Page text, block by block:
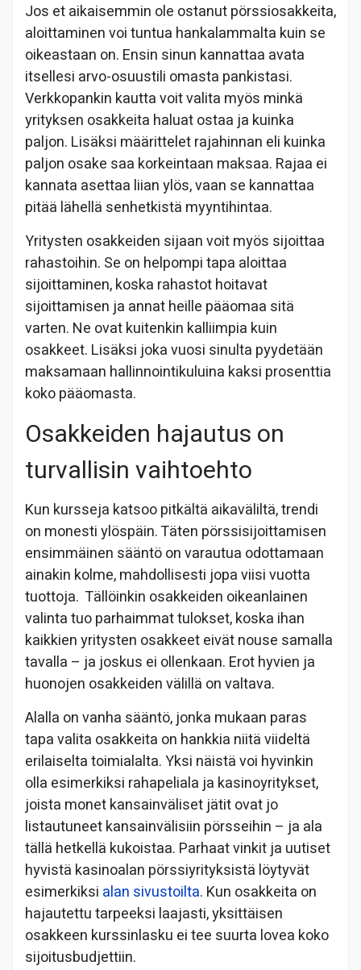
Jos et aikaisemmin ole ostanut pörssiosakkeita,
aloittaminen voi tuntua hankalammalta kuin se
oikeastaan on. Ensin sinun kannattaa avata
itsellesi arvo-osuustili omasta pankistasi.
Verkkopankin kautta voit valita myös minkä
yrityksen osakkeita haluat ostaa ja kuinka
paljon. Lisäksi määrittelet rajahinnan eli kuinka
paljon osake saa korkeintaan maksaa. Rajaa ei
kannata asettaa liian ylös, vaan se kannattaa
pitää lähellä senhetkistä myyntihintaa.
Yritysten osakkeiden sijaan voit myös sijoittaa
rahastoihin. Se on helpompi tapa aloittaa
sijoittaminen, koska rahastot hoitavat
sijoittamisen ja annat heille pääomaa sitä
varten. Ne ovat kuitenkin kalliimpia kuin
osakkeet. Lisäksi joka vuosi sinulta pyydetään
maksamaan hallinnointikuluina kaksi prosenttia
koko pääomasta.
Osakkeiden hajautus on
turvallisin vaihtoehto
Kun kursseja katsoo pitkältä aikaväliltä, trendi
on monesti ylöspäin. Täten pörssisijoittamisen
ensimmäinen sääntö on varautua odottamaan
ainakin kolme, mahdollisesti jopa viisi vuotta
tuottoja. Tällöinkin osakkeiden oikeanlainen
valinta tuo parhaimmat tulokset, koska ihan
kaikkien yritysten osakkeet eivät nouse samalla
tavalla – ja joskus ei ollenkaan. Erot hyvien ja
huonojen osakkeiden välillä on valtava.
Alalla on vanha sääntö, jonka mukaan paras
tapa valita osakkeita on hankkia niitä viideltä
erilaiselta toimialalta. Yksi näistä voi hyvinkin
olla esimerkiksi rahapeliala ja kasinoyritykset,
joista monet kansainväliset jätit ovat jo
listautuneet kansainvälisiin pörsseihin – ja ala
tällä hetkellä kukoistaa. Parhaat vinkit ja uutiset
hyvistä kasinoalan pörssiyrityksistä löytyvät
esimerkiksi alan sivustoilta. Kun osakkeita on
hajautettu tarpeeksi laajasti, yksittäisen
osakkeen kurssinlasku ei tee suurta lovea koko
sijoitusbudjettiin.